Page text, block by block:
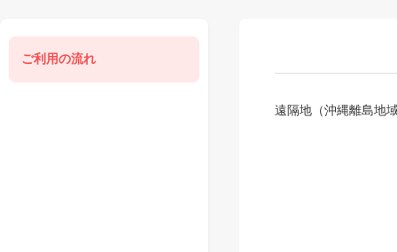
ご利用の流れ
遠隔地（沖縄離島地